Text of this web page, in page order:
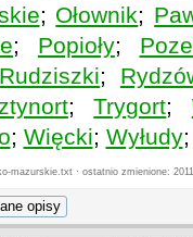
; Ołownik;
; Popioły;
Rudziszki;
;Trygort;
; Więcki; Wyłudy;
mazurskie.txt · ostatnio zmienione: